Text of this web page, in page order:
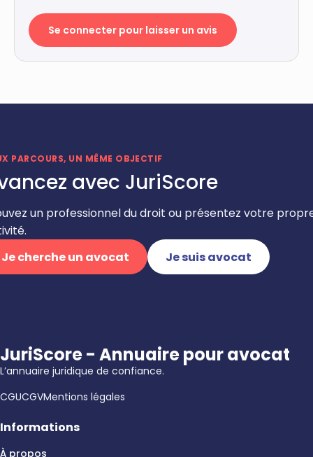
Se connecter pour laisser un avis
PARCOURS, UN MÊME OBJECTIF
avec JuriScore
un professionnel du droit ou présentez votre
Je cherche un avocat
Je suis avocat
JuriScore - Annuaire pour avocat
L’annuaire juridique de confiance.
CGUCGVMentions légales
Informations
À propos